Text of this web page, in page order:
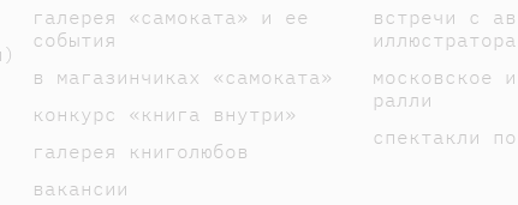
галерея «самоката» и ее
события
в магазинчиках «самоката»
конкурс «книга внутри»
галерея книголюбов
вакансии
встречи с
московское
ралли
спектакли